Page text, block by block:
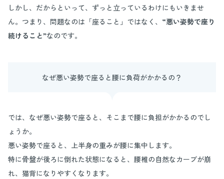
しかし、だからといって、ずっと立っているわけにもいきませ
ん。つまり、問題なのは「座ること」ではなく、 “悪い姿勢で座り
続けること”なのです。
なぜ悪い姿勢で座ると腰に負荷がかかるの？
では、なぜ悪い姿勢で座ると、そこまで腰に負担がかかるのでし
ょうか。
悪い姿勢で座ると、上半身の重みが腰に集中します。
特に骨盤が後ろに倒れた状態になると、腰椎の自然なカーブが崩
れ、猫背になりやすくなります。